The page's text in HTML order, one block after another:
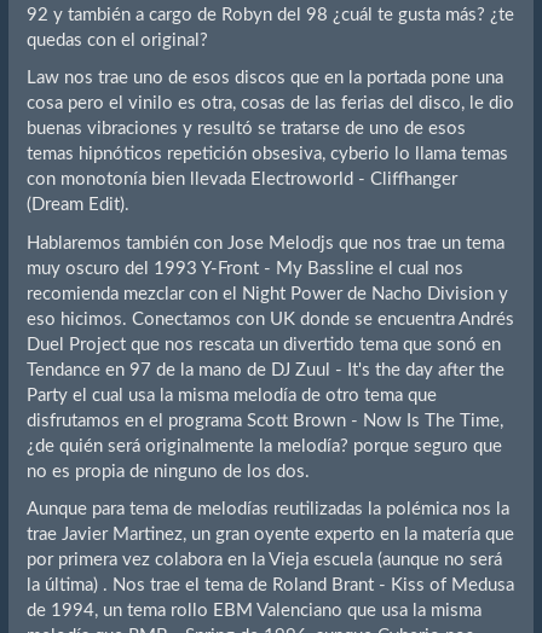
92 y también a cargo de Robyn del 98 ¿cuál te gusta más? ¿te
quedas con el original?
Law nos trae uno de esos discos que en la portada pone una
cosa pero el vinilo es otra, cosas de las ferias del disco, le dio
buenas vibraciones y resultó se tratarse de uno de esos
temas hipnóticos repetición obsesiva, cyberio lo llama temas
con monotonía bien llevada Electroworld - Cliffhanger
(Dream Edit).
Hablaremos también con Jose Melodjs que nos trae un tema
muy oscuro del 1993 Y-Front - My Bassline el cual nos
recomienda mezclar con el Night Power de Nacho Division y
eso hicimos. Conectamos con UK donde se encuentra Andrés
Duel Project que nos rescata un divertido tema que sonó en
Tendance en 97 de la mano de DJ Zuul - It's the day after the
Party el cual usa la misma melodía de otro tema que
disfrutamos en el programa Scott Brown - Now Is The Time,
¿de quién será originalmente la melodía? porque seguro que
no es propia de ninguno de los dos.
Aunque para tema de melodías reutilizadas la polémica nos la
trae Javier Martinez, un gran oyente experto en la matería que
por primera vez colabora en la Vieja escuela (aunque no será
la última) . Nos trae el tema de Roland Brant - Kiss of Medusa
de 1994, un tema rollo EBM Valenciano que usa la misma